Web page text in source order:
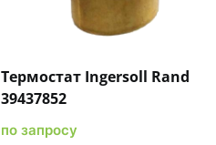
Термостат Ingersoll Rand
39437852
по запросу